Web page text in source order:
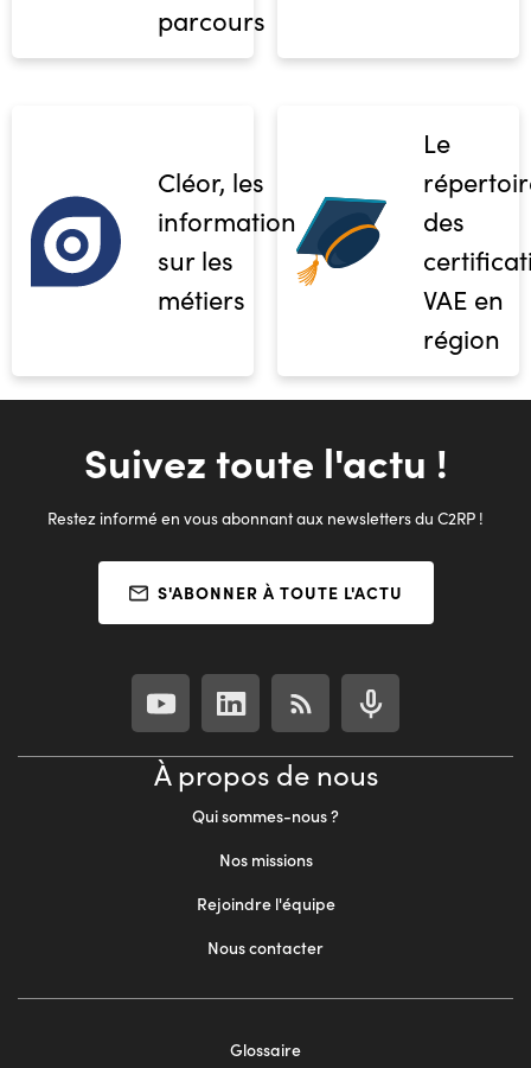
parcours
Cléor, les
informations
sur les
métiers
Le
des
VAE en
région
Suivez toute l'actu !
Restez informé en vous abonnant aux newsletters du C2RP !
S'ABONNER À TOUTE L'ACTU
À propos de nous
Qui sommes-nous ?
Nos missions
Rejoindre l'équipe
Nous contacter
Glossaire